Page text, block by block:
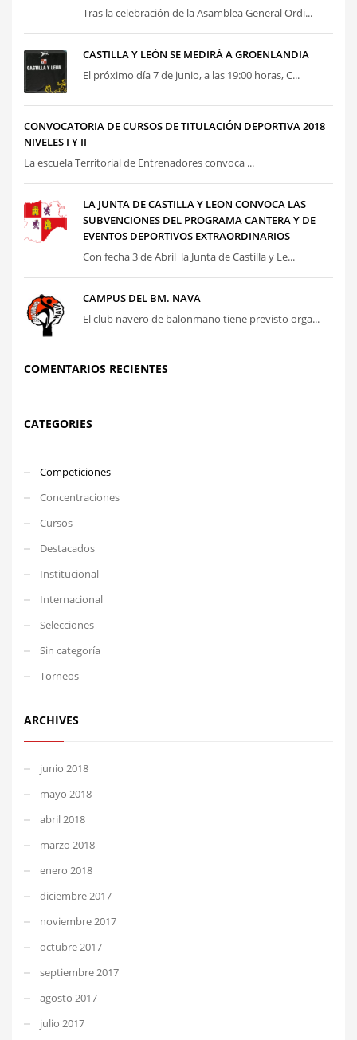
Tras la celebración de la Asamblea General Ordi...
CASTILLA Y LEÓN SE MEDIRÁ A GROENLANDIA
El próximo día 7 de junio, a las 19:00 horas, C...
CONVOCATORIA DE CURSOS DE TITULACIÓN DEPORTIVA 2018
NIVELES I Y II
La escuela Territorial de Entrenadores convoca ...
LA JUNTA DE CASTILLA Y LEON CONVOCA LAS
SUBVENCIONES DEL PROGRAMA CANTERA Y DE
EVENTOS DEPORTIVOS EXTRAORDINARIOS
Con fecha 3 de Abril la Junta de Castilla y Le...
CAMPUS DEL BM. NAVA
El club navero de balonmano tiene previsto orga...
COMENTARIOS RECIENTES
CATEGORIES
Competiciones
Concentraciones
Cursos
Destacados
Institucional
Internacional
Selecciones
Sin categoría
Torneos
ARCHIVES
junio 2018
mayo 2018
abril 2018
marzo 2018
enero 2018
diciembre 2017
noviembre 2017
octubre 2017
septiembre 2017
agosto 2017
julio 2017